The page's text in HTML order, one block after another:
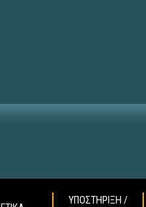
ΥΠΟΣΤΗΡΙΞΗ /